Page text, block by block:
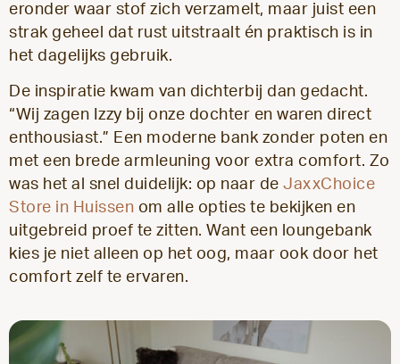
eronder waar stof zich verzamelt, maar juist een
strak geheel dat rust uitstraalt én praktisch is in
het dagelijks gebruik.
De inspiratie kwam van dichterbij dan gedacht.
“Wij zagen Izzy bij onze dochter en waren direct
enthousiast.” Een moderne bank zonder poten en
met een brede armleuning voor extra comfort. Zo
was het al snel duidelijk: op naar de JaxxChoice
Store in Huissen om alle opties te bekijken en
uitgebreid proef te zitten. Want een loungebank
kies je niet alleen op het oog, maar ook door het
comfort zelf te ervaren.